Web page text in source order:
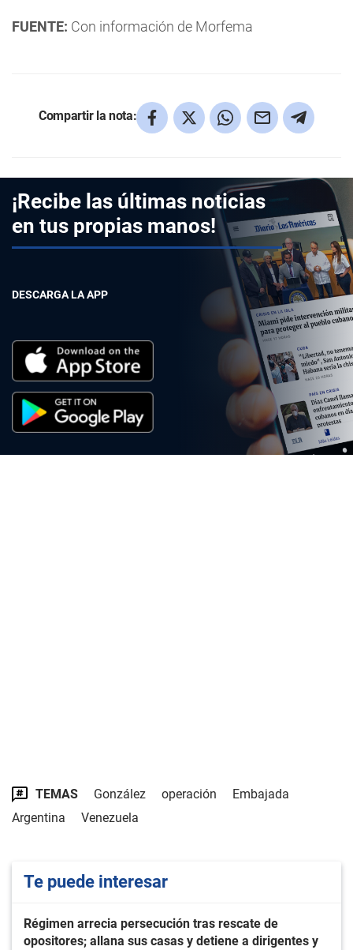
FUENTE: Con información de Morfema
Compartir la nota:
¡Recibe las últimas noticias
en tus propias manos!
DESCARGA LA APP
TEMAS González operación
Embajada
Argentina
Venezuela
Te puede interesar
Régimen arrecia persecución tras rescate de
opositores; allana sus casas y detiene a dirigentes y